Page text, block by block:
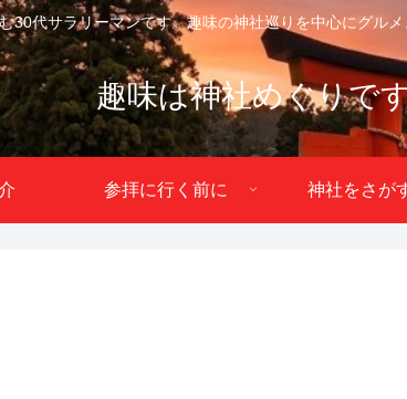
30代サラリーマンです。趣味の神社巡りを中心にグルメ
趣味は神社めぐりで
参拝に行く前に 神社をさが